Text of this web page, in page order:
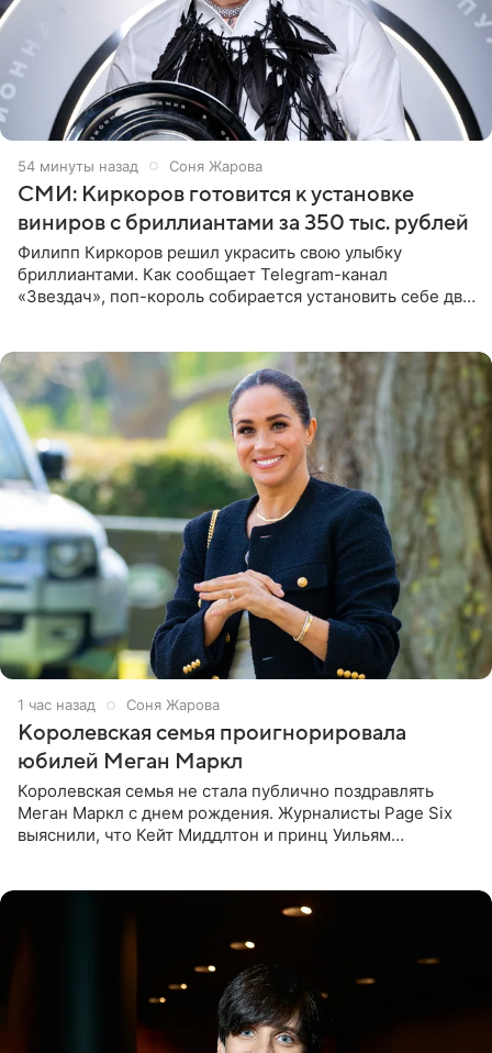
54 минуты назад Соня Жарова
СМИ: Киркоров готовится к установке
виниров с бриллиантами за 350 тыс. рублей
Филипп Киркоров решил украсить свою улыбку
бриллиантами. Как сообщает Telegram-канал
«Звездач», поп-король собирается установить себе два
1 час назад Соня Жарова
Королевская семья проигнорировала
юбилей Меган Маркл
Королевская семья не стала публично поздравлять
Меган Маркл с днем рождения. Журналисты Page Six
выяснили, что Кейт Миддлтон и принц Уильям